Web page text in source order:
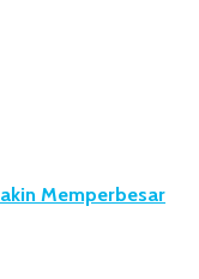
Memperbesar